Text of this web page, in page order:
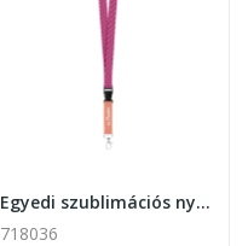
Egyedi szublimációs nyakpánt levehető karabínerrel
718036